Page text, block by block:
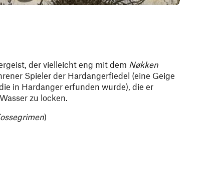
der vielleicht eng mit dem Nøkken
Spieler der Hardangerfiedel (eine Geige
in Hardanger erfunden wurde), die er
zu locken.
)